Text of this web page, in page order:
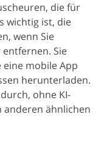
die für
wichtig ist, die
wenn Sie
Sie
mobile App
herunterladen.
ohne KI-
anderen ähnlichen